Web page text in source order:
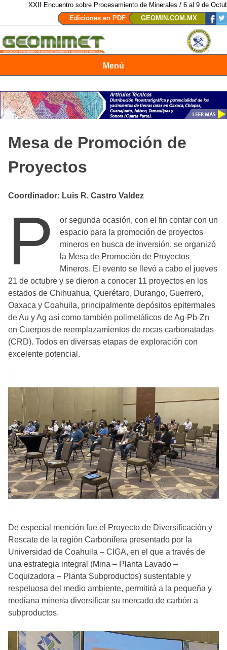
XXII Encuentro sobre Procesamiento de Minerales / 6 al 9 de Octubre
Ediciones en PDF
GEOMIN.COM.MX
Menú
Mesa de Promoción de
Proyectos
Coordinador: Luis R. Castro Valdez
P
or segunda ocasión, con el fin contar con un
espacio para la promoción de proyectos
mineros en busca de inversión, se organizó
la Mesa de Promoción de Proyectos
Mineros. El evento se llevó a cabo el jueves
21 de octubre y se dieron a conocer 11 proyectos en los
estados de Chihuahua, Querétaro, Durango, Guerrero,
Oaxaca y Coahuila, principalmente depósitos epitermales
de Au y Ag así como también polimetálicos de Ag-Pb-Zn
en Cuerpos de reemplazamientos de rocas carbonatadas
(CRD). Todos en diversas etapas de exploración con
excelente potencial.
De especial mención fue el Proyecto de Diversificación y
Rescate de la región Carbonífera presentado por la
Universidad de Coahuila – CIGA, en el que a través de
una estrategia integral (Mina – Planta Lavado –
Coquizadora – Planta Subproductos) sustentable y
respetuosa del medio ambiente, permitirá a la pequeña y
mediana minería diversificar su mercado de carbón a
subproductos.